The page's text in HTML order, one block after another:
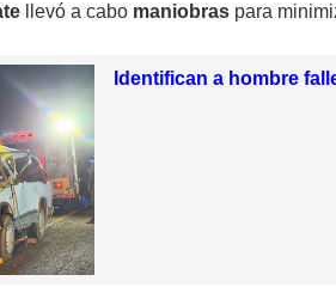
llevó a cabo maniobras para
Identifican a hombre